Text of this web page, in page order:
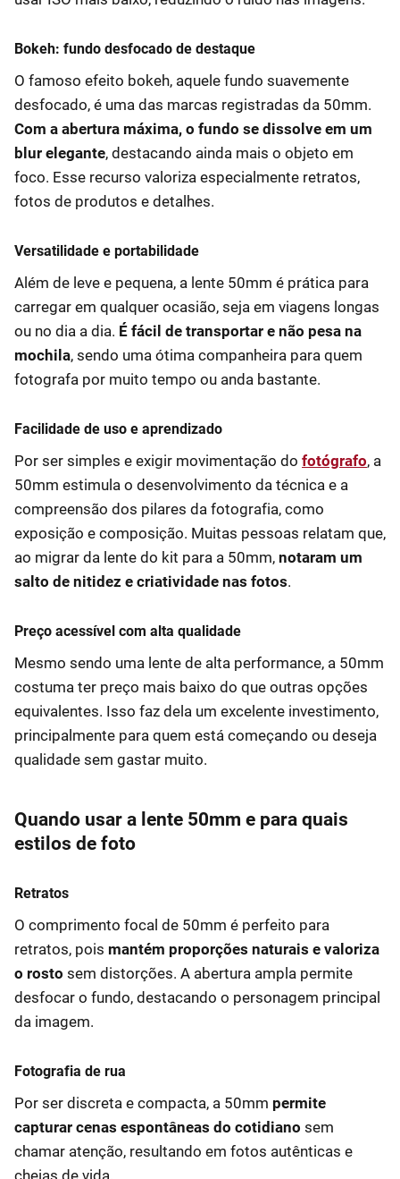
Bokeh: fundo desfocado de destaque
O famoso efeito bokeh, aquele fundo suavemente
desfocado, é uma das marcas registradas da 50mm.
Com a abertura máxima, o fundo se dissolve em um
blur elegante, destacando ainda mais o objeto em
foco. Esse recurso valoriza especialmente retratos,
fotos de produtos e detalhes.
Versatilidade e portabilidade
Além de leve e pequena, a lente 50mm é prática para
carregar em qualquer ocasião, seja em viagens longas
ou no dia a dia. É fácil de transportar e não pesa na
mochila, sendo uma ótima companheira para quem
fotografa por muito tempo ou anda bastante.
Facilidade de uso e aprendizado
Por ser simples e exigir movimentação do fotógrafo, a
50mm estimula o desenvolvimento da técnica e a
compreensão dos pilares da fotografia, como
exposição e composição. Muitas pessoas relatam que,
ao migrar da lente do kit para a 50mm, notaram um
salto de nitidez e criatividade nas fotos.
Preço acessível com alta qualidade
Mesmo sendo uma lente de alta performance, a 50mm
costuma ter preço mais baixo do que outras opções
equivalentes. Isso faz dela um excelente investimento,
principalmente para quem está começando ou deseja
qualidade sem gastar muito.
Quando usar a lente 50mm e para quais
estilos de foto
Retratos
O comprimento focal de 50mm é perfeito para
retratos, pois mantém proporções naturais e valoriza
o rosto sem distorções. A abertura ampla permite
desfocar o fundo, destacando o personagem principal
da imagem.
Fotografia de rua
Por ser discreta e compacta, a 50mm permite
capturar cenas espontâneas do cotidiano sem
chamar atenção, resultando em fotos autênticas e
cheias de vida.